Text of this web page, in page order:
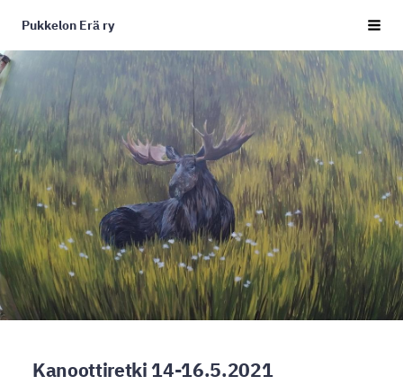
sivun
Pukkelon Erä ry Haku
Kanoottiretki 14-16.5.2021